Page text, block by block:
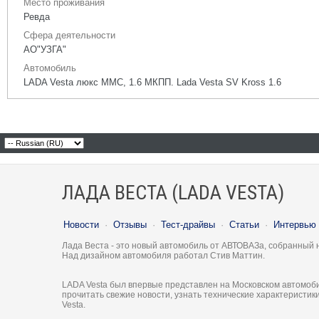
Место проживания
Ревда
Сфера деятельности
АО"УЗГА"
Автомобиль
LADA Vesta люкс ММС, 1.6 МКПП. Lada Vesta SV Kross 1.6
ЛАДА ВЕСТА (LADA VESTA)
Новости · Отзывы · Тест-драйвы · Статьи · Интервью
Лада Веста - это новый автомобиль от АВТОВАЗа, собранный
Над дизайном автомобиля работал Стив Маттин.
LADA Vesta был впервые представлен на Московском
прочитать свежие новости, узнать технические
Vesta.